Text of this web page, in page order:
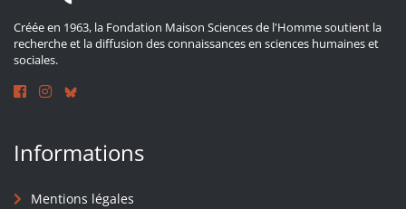
Créée en 1963, la Fondation Maison Sciences de l'Homme soutient la
recherche et la diffusion des connaissances en sciences humaines et
sociales.
Informations
Mentions légales